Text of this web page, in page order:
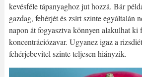
kevésféle tápanyaghoz jut hozzá. Bár
gazdag, fehérjét és zsírt szinte egyáltalán
napon át fogyasztva könnyen alakulhat ki
koncentrációzavar. Ugyanez igaz a
fehérjebevitel szinte teljesen hiányzik.